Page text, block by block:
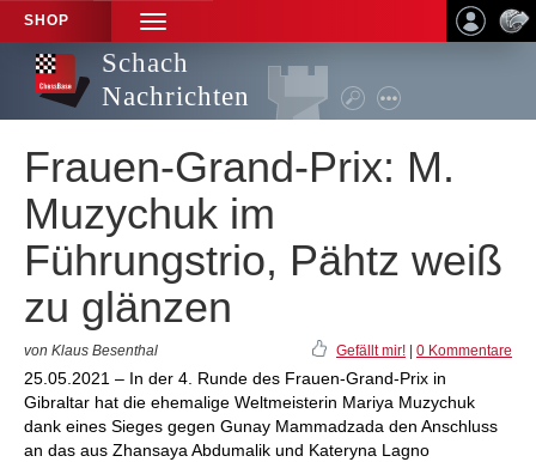
SHOP
TOGGLE
NAVIGATION
Schach
Nachrichten
Frauen-Grand-Prix: M.
Muzychuk im
Führungstrio, Pähtz weiß
zu glänzen
von Klaus Besenthal Gefällt mir! 0 Kommentare
25.05.2021 – In der 4. Runde des Frauen-Grand-Prix in
Gibraltar hat die ehemalige Weltmeisterin Mariya Muzychuk
dank eines Sieges gegen Gunay Mammadzada den Anschluss
an das aus Zhansaya Abdumalik und Kateryna Lagno